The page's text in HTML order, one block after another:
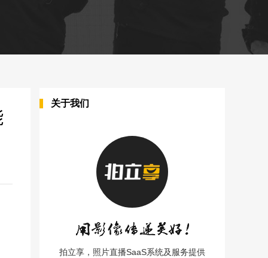
关于我们
拍立享，照片直播SaaS系统及服务提供